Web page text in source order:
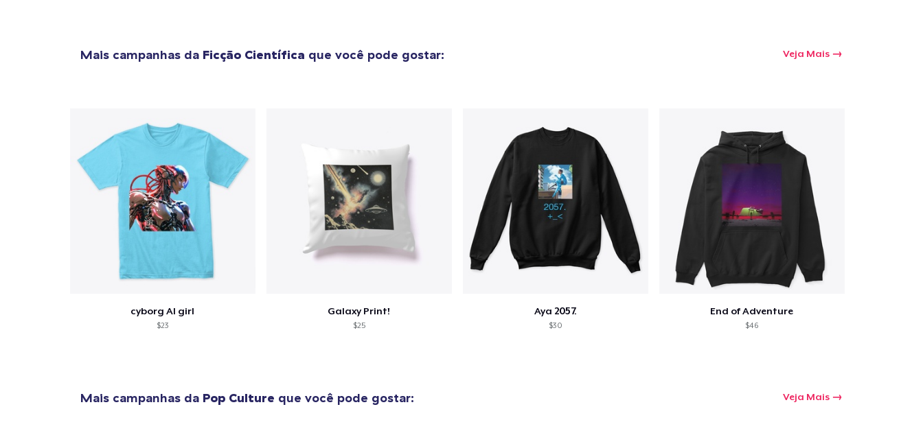
Mais campanhas da Ficção Científica que você pode gostar: Veja Mais
cyborg AI girl
$23
Galaxy Print!
$25
Aya 2057.
$30
End of Adventure
$46
Mais campanhas da Pop Culture que você pode gostar: Veja Mais